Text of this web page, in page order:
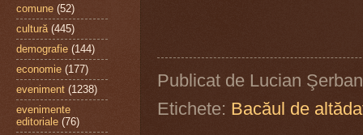
Publicat de Lucian Şerban
Etichete: Bacăul de
comune (52)
cultură (445)
demografie (144)
economie (177)
eveniment (1238)
evenimente
editoriale (76)